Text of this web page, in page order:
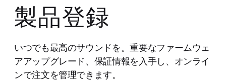
製品登録
いつでも最高のサウンドを。重要なファームウェ
アアップグレード、保証情報を入手し、オンライ
ンで注文を管理できます。